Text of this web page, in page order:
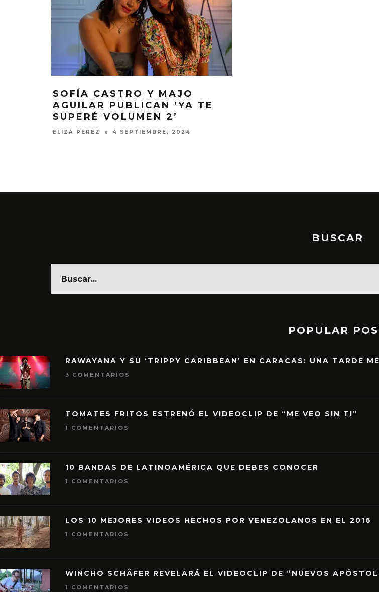
SOFÍA CASTRO Y MAJO
AGUILAR PUBLICAN ‘YA TE
SUPERÉ VOLUMEN 2’
ELIZA PÉREZ 4 SEPTIEMBRE, 2024
FRAGILIDAD DEL TIEMPO
CON ‘ALONSO’
BUSCAR
POPULAR
RAWAYANA Y SU ‘TRIPPY CARIBBEAN’ EN CARACAS: UNA TARDE
3 COMENTARIOS
TOMATES FRITOS ESTRENÓ EL VIDEOCLIP DE “ME VEO SIN TI”
1 COMENTARIOS
10 BANDAS DE LATINOAMÉRICA QUE DEBES CONOCER
1 COMENTARIOS
LOS 10 MEJORES VIDEOS HECHOS POR VENEZOLANOS EN EL 2016
1 COMENTARIOS
WINCHO SCHÄFER REVELARÁ EL VIDEOCLIP DE “NUEVOS
1 COMENTARIOS